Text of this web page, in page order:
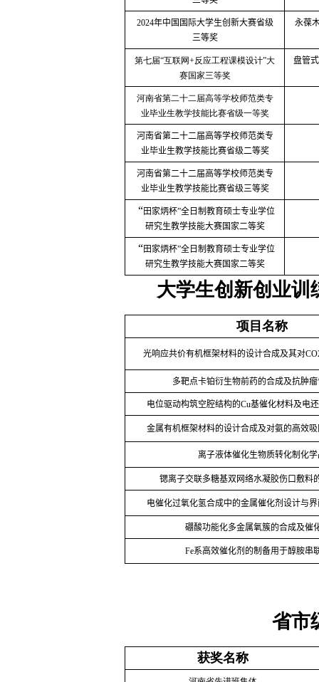
2024年中国国际大学生创新大赛省级
三等奖
永葆
第七届“互联网+反应工程课模设计”大
赛国家三等奖
盘管
河南省第二十二届高等学校师范类专
业毕业生教学技能比赛省级一等奖
河南省第二十二届高等学校师范类专
业毕业生教学技能比赛省级二等奖
河南省第二十二届高等学校师范类专
业毕业生教学技能比赛省级三等奖
“田家炳杯”全日制教育硕士专业学位
研究生教学技能大赛国家二等奖
“田家炳杯”全日制教育硕士专业学位
研究生教学技能大赛国家二等奖
大学生创新创业训
项目名称
光响应共价有机框架材料的设计合成及其对
多靶点卡铂衍生物前药的合成及抗肿
电位驱动构筑空腔结构的Cu基催化材料及电
金属有机框架材料的设计合成及对氨的高效
离子液体催化生物质转化制化
锶离子交联多糖基双网络水凝胶伤口敷料
电催化过氧化氢合成中的金属催化剂设计与
硼酸功能化多金属氧簇的合成及催
Fe系高效催化剂的制备用于醇胺串
省市
获奖名称